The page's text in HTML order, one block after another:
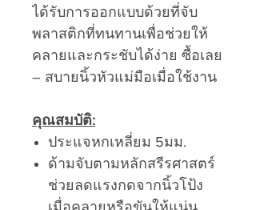
ได้รับการออกแบบด้วยที่จับ
พลาสติกที่ทนทานเพื่อช่วยให้
คลายและกระชับได้ง่าย ซื้อเลย
– สบายนิ้วหัวแม่มือเมื่อใช้งาน
คุณสมบัติ:
ประแจหกเหลี่ยม 5มม.
ด้ามจับตามหลักสรีรศาสตร์
ช่วยลดแรงกดจากนิ้วโป้ง